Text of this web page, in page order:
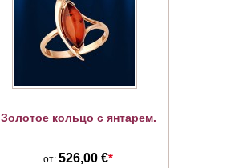
Золотое кольцо с янтарем.
от:526,00 €*